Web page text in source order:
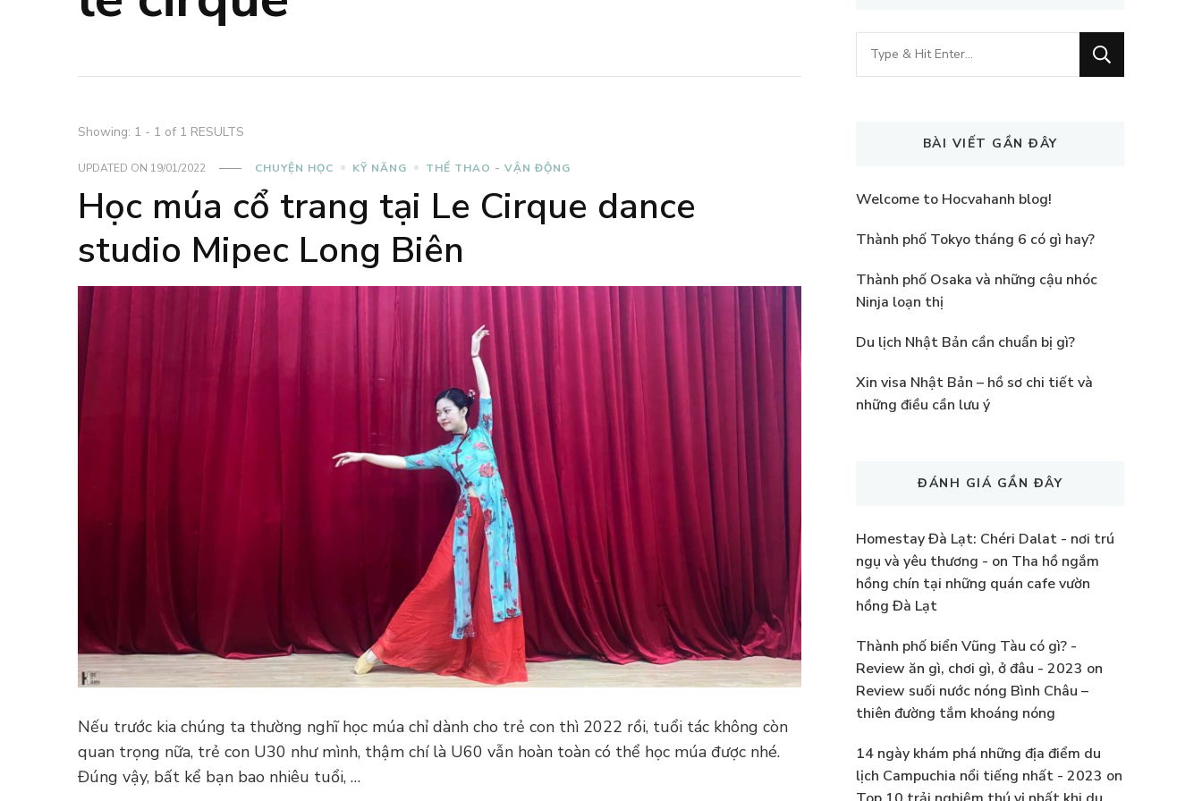
Showing: 1 - 1 of 1 RESULTS
UPDATED ON 19/01/2022 CHUYỆN HỌC KỸ NĂNG THỂ THAO - VẬN ĐỘNG
Học múa cổ trang tại Le Cirque dance
studio Mipec Long Biên
Nếu trước kia chúng ta thường nghĩ học múa chỉ dành cho trẻ con thì 2022 rồi, tuổi tác không còn
quan trọng nữa, trẻ con U30 như mình, thậm chí là U60 vẫn hoàn toàn có thể học múa được nhé.
Đúng vậy, bất kể bạn bao nhiêu tuổi, …
Looking
for
BÀI VIẾT GẦN ĐÂY
Welcome to Hocvahanh blog!
Thành phố Tokyo tháng 6 có gì hay?
Thành phố Osaka và những cậu nhóc
Ninja loạn thị
Du lịch Nhật Bản cần chuẩn bị gì?
Xin visa Nhật Bản – hồ sơ chi tiết và
những điều cần lưu ý
ĐÁNH GIÁ GẦN ĐÂY
Homestay Đà Lạt: Chéri Dalat - nơi trú
ngụ và yêu thương - on Tha hồ ngắm
hồng chín tại những quán cafe vườn
hồng Đà Lạt
Thành phố biển Vũng Tàu có gì? -
Review ăn gì, chơi gì, ở đâu - 2023 on
Review suối nước nóng Bình Châu –
thiên đường tắm khoáng nóng
14 ngày khám phá những địa điểm du
lịch Campuchia nổi tiếng nhất - 2023 on